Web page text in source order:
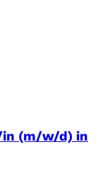
(m/w/d) in